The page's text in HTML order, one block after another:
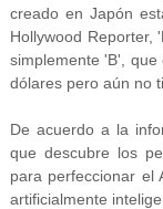
creado en Japón
Hollywood Reporter,
simplemente 'B',
dólares pero aún no
De acuerdo a la
que descubre los
para perfeccionar el
artificialmente